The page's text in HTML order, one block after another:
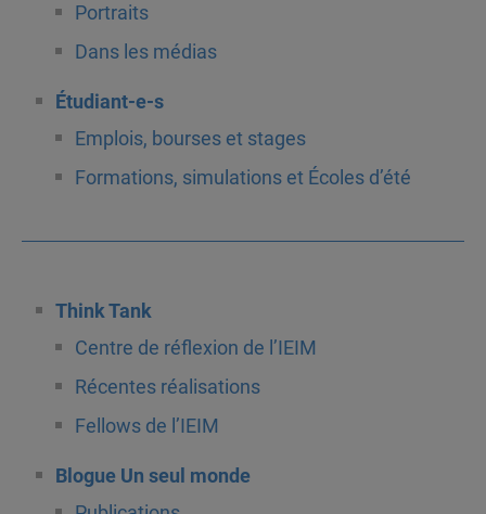
Portraits
Dans les médias
Étudiant-e-s
Emplois, bourses et stages
Formations, simulations et Écoles d’été
Think Tank
Centre de réflexion de l’IEIM
Récentes réalisations
Fellows de l’IEIM
Blogue Un seul monde